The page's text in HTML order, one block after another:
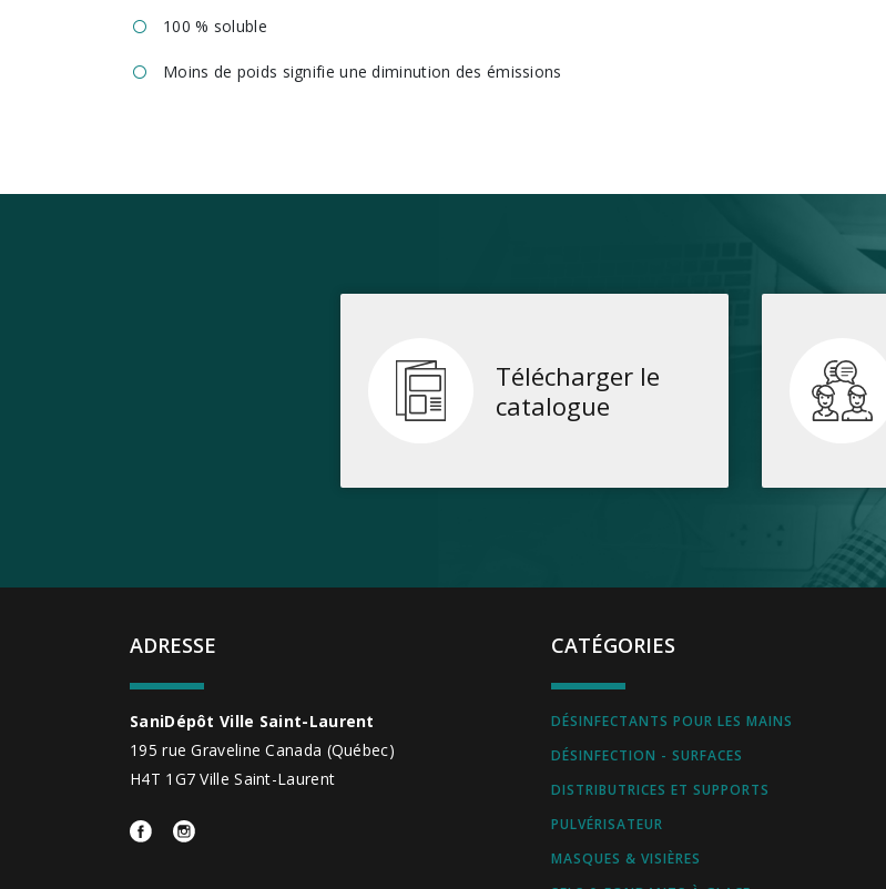
100 % soluble
Moins de poids signifie une diminution des émissions
Télécharger le
catalogue
ADRESSE
SaniDépôt Ville Saint-Laurent
195 rue Graveline Canada (Québec)
H4T 1G7Ville Saint-Laurent
CATÉGORIES
DÉSINFECTANTS POUR LES MAINS
DÉSINFECTION - SURFACES
DISTRIBUTRICES ET SUPPORTS
PULVÉRISATEUR
MASQUES & VISIÈRES